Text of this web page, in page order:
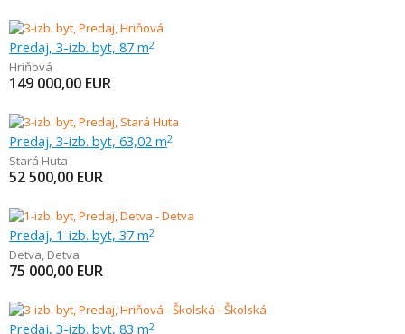
Predaj, 3-izb. byt, 87 m2
Hriňová
149 000,00 EUR
Predaj, 3-izb. byt, 63,02 m2
Stará Huta
52 500,00 EUR
Predaj, 1-izb. byt, 37 m2
Detva, Detva
75 000,00 EUR
Predaj, 3-izb. byt, 83 m2